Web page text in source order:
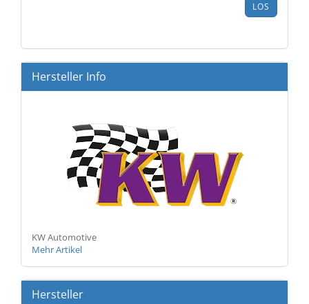
EIN.
LOS
Hersteller Info
KW Automotive
Mehr Artikel
Hersteller